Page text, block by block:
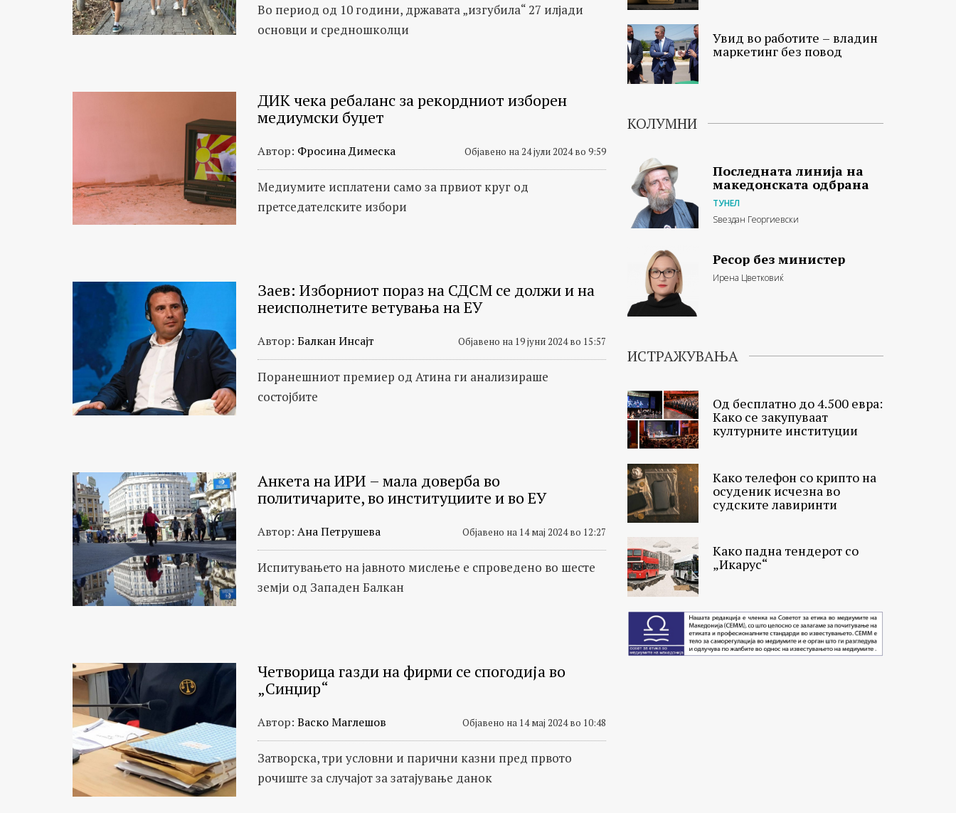
Во период од 10 години, државата „изгубила“ 27 илјади
основци и средношколци
ДИК чека ребаланс за рекордниот изборен
медиумски буџет
Автор: Фросина Димеска Објавено на 24 јули 2024 во 9:59
Медиумите исплатени само за првиот круг од
претседателските избори
Заев: Изборниот пораз на СДСМ се должи и на
неисполнетите ветувања на ЕУ
Автор: Балкан Инсајт Објавено на 19 јуни 2024 во 15:57
Поранешниот премиер од Атина ги анализираше
состојбите
Анкета на ИРИ – мала доверба во
политичарите, во институциите и во ЕУ
Автор: Ана Петрушева Објавено на 14 мај 2024 во 12:27
Испитувањето на јавното мислење е спроведено во шесте
земји од Западен Балкан
Четворица газди на фирми се спогодија во
„Синџир“
Автор: Васко Маглешов Објавено на 14 мај 2024 во 10:48
Затворска, три условни и парични казни пред првото
рочиште за случајот за затајување данок
Увид во работите – владин
маркетинг без повод
КОЛУМНИ
Последната линија на
македонската одбрана
ТУНЕЛ
Ѕвездан Георгиевски
Ресор без министер
Ирена Цветковиќ
ИСТРАЖУВАЊА
Од бесплатно до 4.500 евра:
Како се закупуваат
културните институции
Како телефон со крипто на
осуденик исчезна во
судските лавиринти
Како падна тендерот со
„Икарус“